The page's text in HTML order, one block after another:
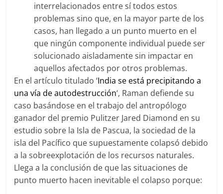
interrelacionados entre sí todos estos
problemas sino que, en la mayor parte de los
casos, han llegado a un punto muerto en el
que ningún componente individual puede ser
solucionado aisladamente sin impactar en
aquellos afectados por otros problemas.
En el artículo titulado ‘India se está precipitando a
una vía de autodestrucción‘, Raman defiende su
caso basándose en el trabajo del antropólogo
ganador del premio Pulitzer Jared Diamond en su
estudio sobre la Isla de Pascua, la sociedad de la
isla del Pacífico que supuestamente colapsó debido
a la sobreexplotación de los recursos naturales.
Llega a la conclusión de que las situaciones de
punto muerto hacen inevitable el colapso porque: